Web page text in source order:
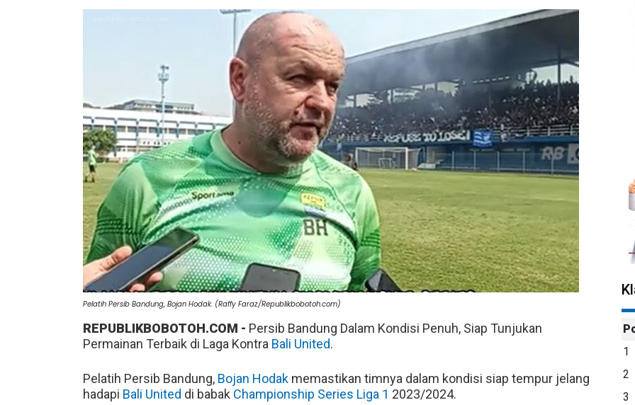
Pelatih Persib Bandung, Bojan Hodak. (Raffy Faraz/Republikbobotoh.com)
REPUBLIKBOBOTOH.COM - Persib Bandung Dalam Kondisi Penuh, Siap Tunjukan
Permainan Terbaik di Laga Kontra Bali United.
Pelatih Persib Bandung, Bojan Hodak memastikan timnya dalam kondisi siap tempur jelang
hadapi Bali United di babak Championship Series Liga 1 2023/2024.
1
2
3